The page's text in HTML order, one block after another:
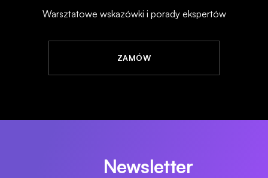
Warsztatowe wskazówki i porady ekspertów
ZAMÓW
Newsletter